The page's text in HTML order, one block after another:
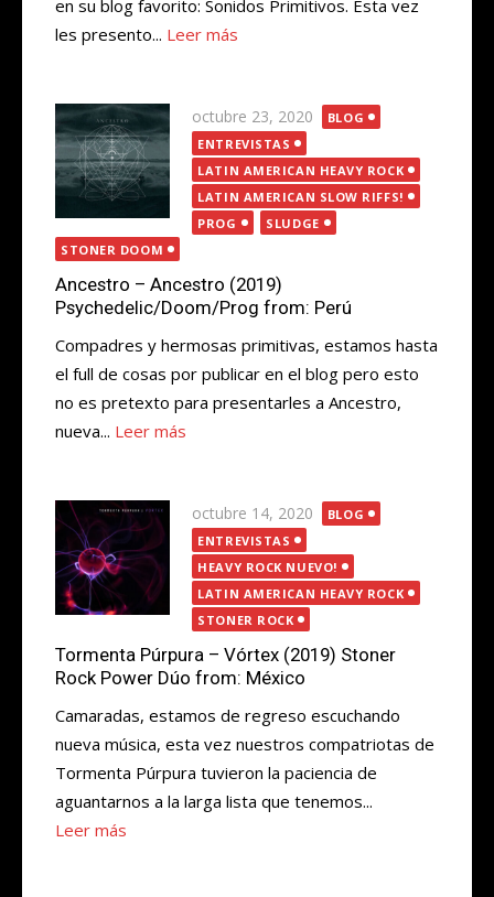
en su blog favorito: Sonidos Primitivos. Esta vez
les presento... Leer más
Publicada
el
octubre 23, 2020
BLOG
ENTREVISTAS
LATIN AMERICAN HEAVY ROCK
LATIN AMERICAN SLOW RIFFS!
PROG
SLUDGE
STONER DOOM
Ancestro – Ancestro (2019)
Psychedelic/Doom/Prog from: Perú
Compadres y hermosas primitivas, estamos hasta
el full de cosas por publicar en el blog pero esto
no es pretexto para presentarles a Ancestro,
nueva... Leer más
Publicada
el
octubre 14, 2020
BLOG
ENTREVISTAS
HEAVY ROCK NUEVO!
LATIN AMERICAN HEAVY ROCK
STONER ROCK
Tormenta Púrpura – Vórtex (2019) Stoner
Rock Power Dúo from: México
Camaradas, estamos de regreso escuchando
nueva música, esta vez nuestros compatriotas de
Tormenta Púrpura tuvieron la paciencia de
aguantarnos a la larga lista que tenemos...
Leer más